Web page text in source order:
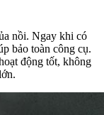
nồi. Ngay khi có
bảo toàn công cụ.
động tốt, không